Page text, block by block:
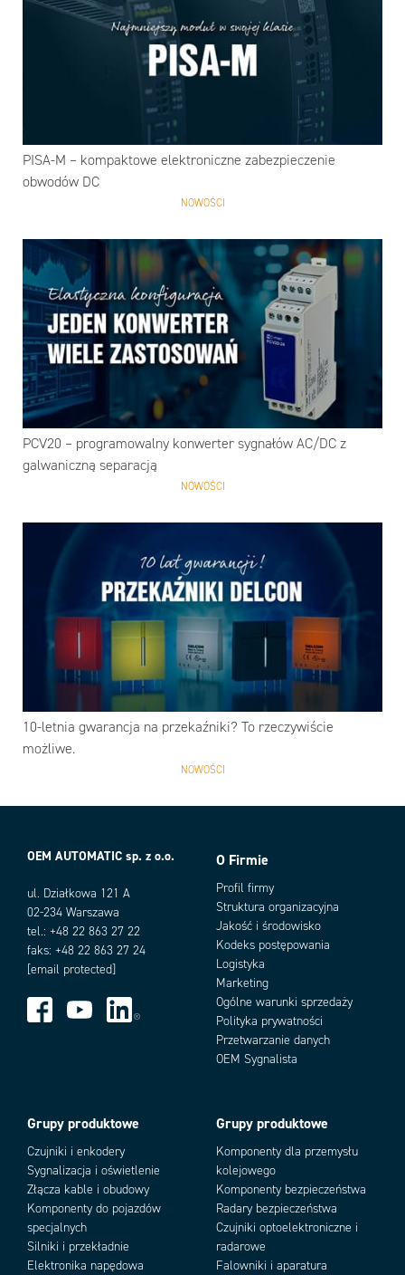
PISA-M – kompaktowe elektroniczne zabezpieczenie
obwodów DC
NOWOŚCI
PCV20 – programowalny konwerter sygnałów AC/DC z
galwaniczną separacją
NOWOŚCI
10-letnia gwarancja na przekaźniki? To rzeczywiście
możliwe.
NOWOŚCI
OEM AUTOMATIC sp. z o.o.
ul. Działkowa 121 A
02-234 Warszawa
tel.: +48 22 863 27 22
faks: +48 22 863 27 24
[email protected]
O Firmie
Profil firmy
Struktura organizacyjna
Jakość i środowisko
Kodeks postępowania
Logistyka
Marketing
Ogólne warunki sprzedaży
Polityka prywatności
Przetwarzanie danych
OEM Sygnalista
Grupy produktowe
Czujniki i enkodery
Sygnalizacja i oświetlenie
Złącza kable i obudowy
Komponenty do pojazdów
specjalnych
Silniki i przekładnie
Elektronika napędowa
Grupy produktowe
Komponenty dla przemysłu
kolejowego
Komponenty bezpieczeństwa
Radary bezpieczeństwa
Czujniki optoelektroniczne i
radarowe
Falowniki i aparatura